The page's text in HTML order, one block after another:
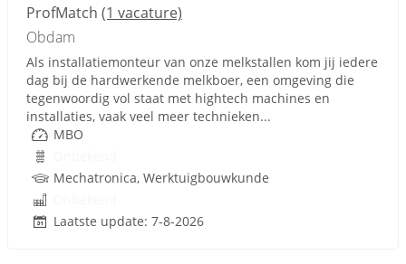
ProfMatch (1 vacature)
Obdam
Als installatiemonteur van onze melkstallen kom jij iedere
dag bij de hardwerkende melkboer, een omgeving die
tegenwoordig vol staat met hightech machines en
installaties, vaak veel meer technieken...
MBO
Mechatronica, Werktuigbouwkunde
Laatste update: 7-8-2026